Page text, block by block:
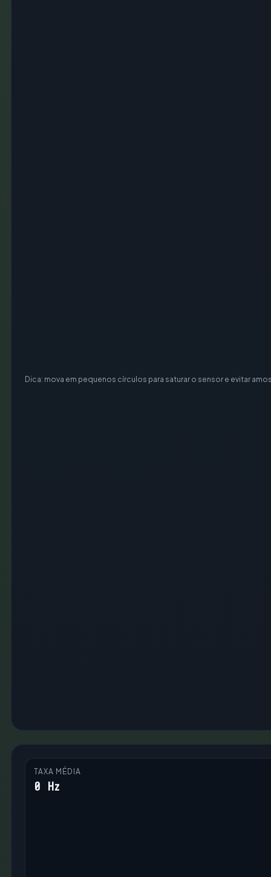
Dica: mova em pequenos círculos para saturar o sensor e evitar
TAXA MÉDIA
0 Hz